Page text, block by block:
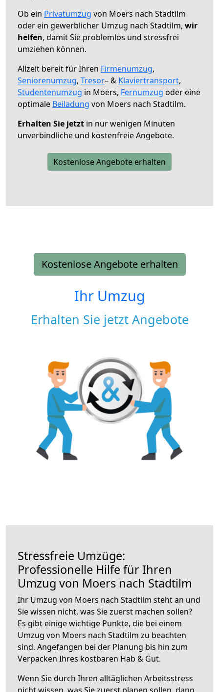
Ob ein Privatumzug von Moers nach Stadtilm
oder ein gewerblicher Umzug nach Stadtilm, wir
helfen, damit Sie problemlos und stressfrei
umziehen können.
Allzeit bereit für Ihren Firmenumzug,
Seniorenumzug, Tresor– & Klaviertransport,
Studentenumzug in Moers, Fernumzug oder eine
optimale Beiladung von Moers nach Stadtilm.
Erhalten Sie jetzt in nur wenigen Minuten
unverbindliche und kostenfreie Angebote.
Kostenlose Angebote erhalten
Kostenlose Angebote erhalten
Ihr Umzug
Erhalten Sie jetzt Angebote
Stressfreie Umzüge:
Professionelle Hilfe für Ihren
Umzug von Moers nach Stadtilm
Ihr Umzug von Moers nach Stadtilm steht an und
Sie wissen nicht, was Sie zuerst machen sollen?
Es gibt einige wichtige Punkte, die bei einem
Umzug von Moers nach Stadtilm zu beachten
sind. Angefangen bei der Planung bis hin zum
Verpacken Ihres kostbaren Hab & Gut.
Wenn Sie durch Ihren alltäglichen Arbeitsstress